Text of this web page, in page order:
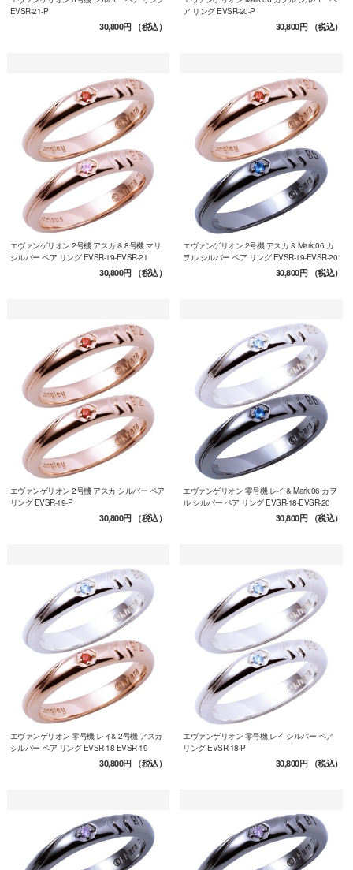
EVSR-21-P
30,800円（税込）
ア リング EVSR-20-P
30,800円（税込）
エヴァンゲリオン 2号機 アスカ & 8号機 マリ
シルバー ペア リング EVSR-19-EVSR-21
30,800円（税込）
エヴァンゲリオン 2号機 アスカ & Mark.06 カ
ヲル シルバー ペア リング EVSR-19-EVSR-20
30,800円（税込）
エヴァンゲリオン 2号機 アスカ シルバー ペア
リング EVSR-19-P
30,800円（税込）
エヴァンゲリオン 零号機 レイ & Mark.06 カヲ
ル シルバー ペア リング EVSR-18-EVSR-20
30,800円（税込）
エヴァンゲリオン 零号機 レイ& 2号機 アスカ
シルバー ペア リング EVSR-18-EVSR-19
30,800円（税込）
エヴァンゲリオン 零号機 レイ シルバー ペア
リング EVSR-18-P
30,800円（税込）